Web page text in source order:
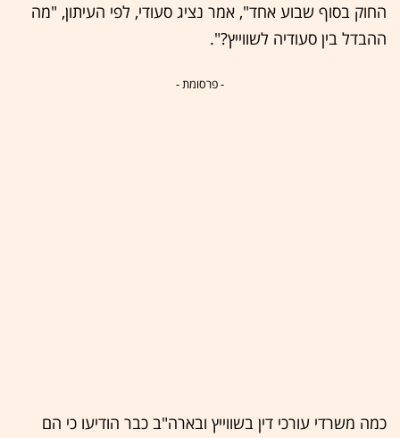
החוק בסוף שבוע אחד", אמר נציג סעודי, לפי העיתון, "מה
ההבדל בין סעודיה לשווייץ?".
- פרסומת -
כמה משרדי עורכי דין בשווייץ ובארה"ב כבר הודיעו כי הם